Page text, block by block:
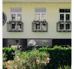
&
Spa
Hotel